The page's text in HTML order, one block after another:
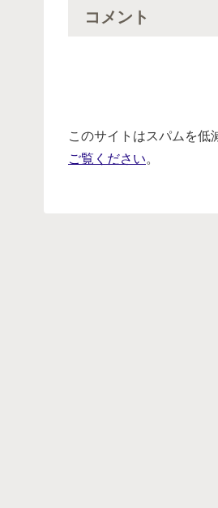
コメント
このサイトはスパムを低
ご覧ください。